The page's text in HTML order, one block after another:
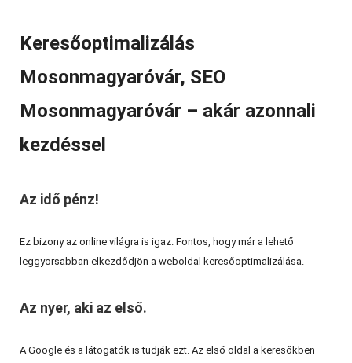
Keresőoptimalizálás
Mosonmagyaróvár, SEO
Mosonmagyaróvár – akár azonnali
kezdéssel
Az idő pénz!
Ez bizony az online világra is igaz. Fontos, hogy már a lehető
leggyorsabban elkezdődjön a weboldal keresőoptimalizálása.
Az nyer, aki az első.
A Google és a látogatók is tudják ezt. Az első oldal a keresőkben